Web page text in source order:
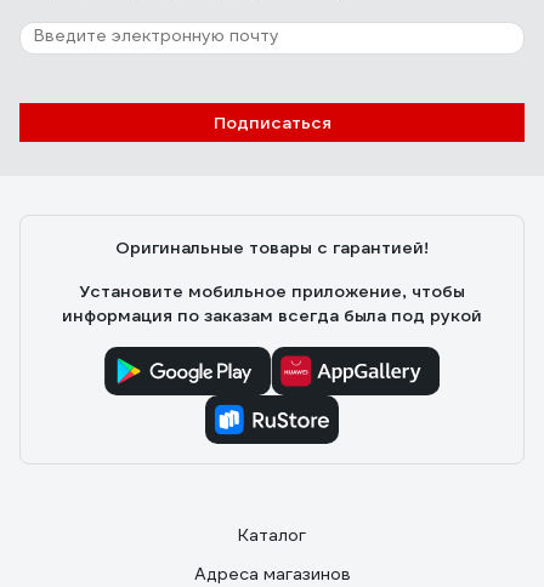
Подписаться
Оригинальные товары с гарантией!
Установите мобильное приложение, чтобы
информация по заказам всегда была под рукой
Каталог
Адреса магазинов